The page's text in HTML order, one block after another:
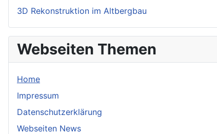
3D Rekonstruktion im Altbergbau
Webseiten Themen
Home
Impressum
Datenschutzerklärung
Webseiten News